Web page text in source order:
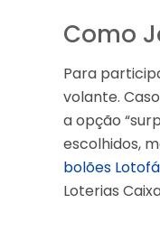
Como
Para
volante.
a opção
escolhidos,
bolões
Loterias